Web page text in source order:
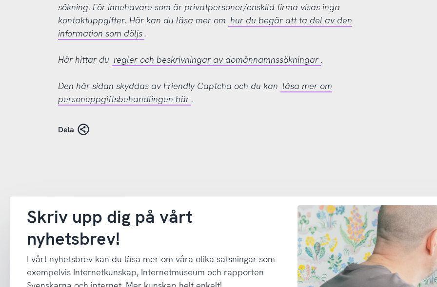
sökning. För innehavare som är privatpersoner/enskild firma visas inga
kontaktuppgifter. Här kan du läsa mer om hur du begär att ta del av den
information som döljs .
Här hittar du regler och beskrivningar av domännamnssökningar .
Den här sidan skyddas av Friendly Captcha och du kan läsa mer om
personuppgiftsbehandlingen här .
Dela
Skriv upp dig på vårt
nyhetsbrev!
I vårt nyhetsbrev kan du läsa mer om våra olika satsningar som
exempelvis Internetkunskap, Internetmuseum och rapporten